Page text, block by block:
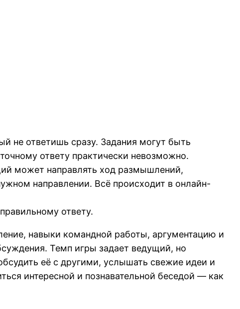
не ответишь сразу. Задания могут быть
ответу практически невозможно.
может направлять ход размышлений,
направлении. Всё происходит в онлайн-
ответу.
навыки командной работы, аргументацию и
Темп игры задает ведущий, но
её с другими, услышать свежие идеи и
интересной и познавательной беседой — как